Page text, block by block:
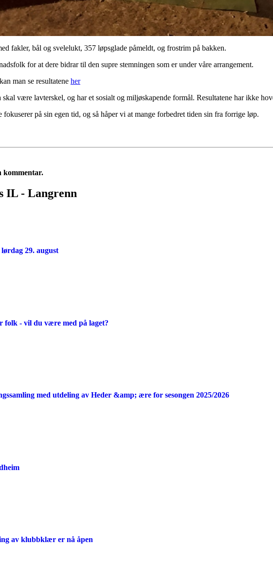
fakler, bål og svelelukt, 357 løpsglade påmeldt, og frostrim på bakken.
for at dere bidrar til den supre stemningen som er under våre arrangement.
man se resultatene her
være lavterskel, og har et sosialt og miljøskapende formål. Resultatene har ikke
fokuserer på sin egen tid, og så håper vi at mange forbedret tiden sin fra forrige løp.
kommentar.
IL - Langrenn
29. august
folk - vil du være med på laget?
med utdeling av Heder &amp; ære for sesongen 2025/2026
av klubbklær er nå åpen